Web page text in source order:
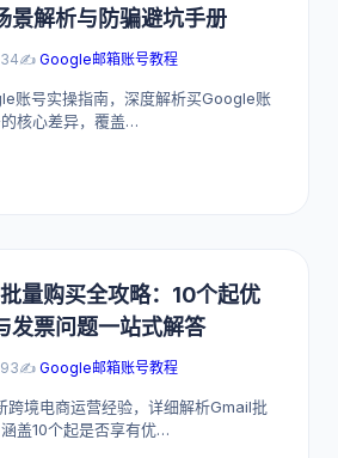
景解析与防骗避坑手册
✍️ Google邮箱账号教程
账号实操指南，深度解析买Google账
核心差异，覆盖…
量购买全攻略：10个起优
发票问题一站式解答
✍️ Google邮箱账号教程
境电商运营经验，详细解析Gmail批
盖10个起是否享有优…